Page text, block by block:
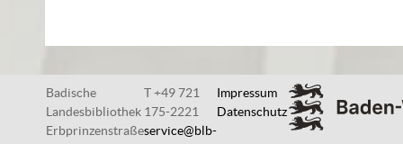
Badische
Landesbibliothek
Erbprinzenstraße
T +49 721
175-2221
service@blb-
Impressum
Datenschutz